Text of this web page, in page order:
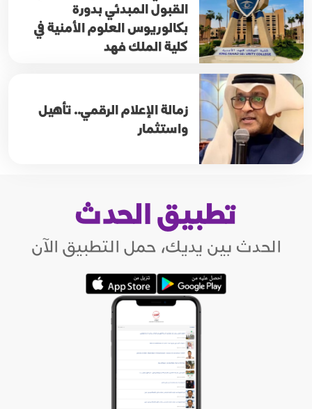
القبول المبدئي بدورة
بكالوريوس العلوم الأمنية في
كلية الملك فهد
زمالة الإعلام الرقمي.. تأهيل
واستثمار
تطبيق الحدث
الحدث بين يديك، حمل التطبيق الآن